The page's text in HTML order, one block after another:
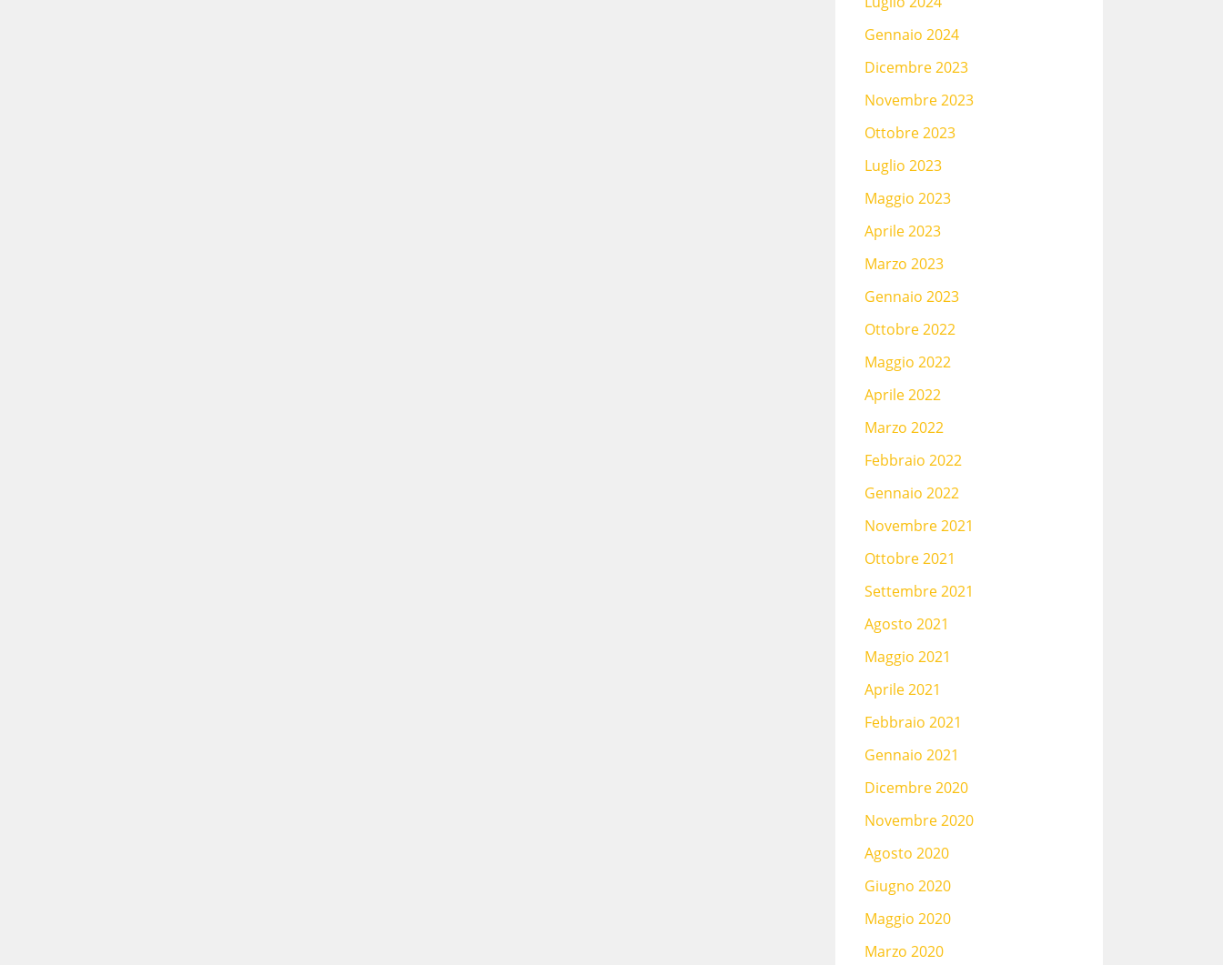
Gennaio 2024
Dicembre 2023
Novembre 2023
Ottobre 2023
Luglio 2023
Maggio 2023
Aprile 2023
Marzo 2023
Gennaio 2023
Ottobre 2022
Maggio 2022
Aprile 2022
Marzo 2022
Febbraio 2022
Gennaio 2022
Novembre 2021
Ottobre 2021
Settembre 2021
Agosto 2021
Maggio 2021
Aprile 2021
Febbraio 2021
Gennaio 2021
Dicembre 2020
Novembre 2020
Agosto 2020
Giugno 2020
Maggio 2020
Marzo 2020